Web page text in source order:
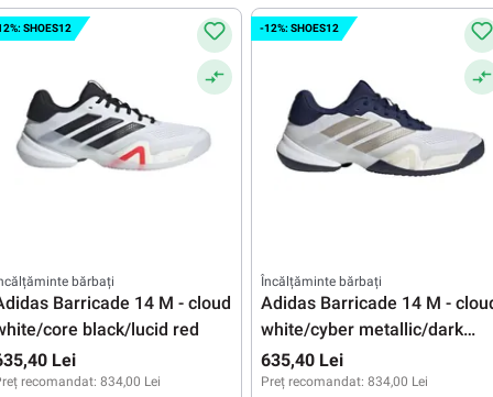
SHOES12
bărbați
Barricade 14 M - cloud
core black/lucid red
Lei
recomandat: 834,00 Lei
-12%: SHOES12
Încălțăminte bărbați
Adidas Barricade 14 M -
white/cyber metallic/dark
blue
635,40 Lei
Preț recomandat: 834,00 Lei